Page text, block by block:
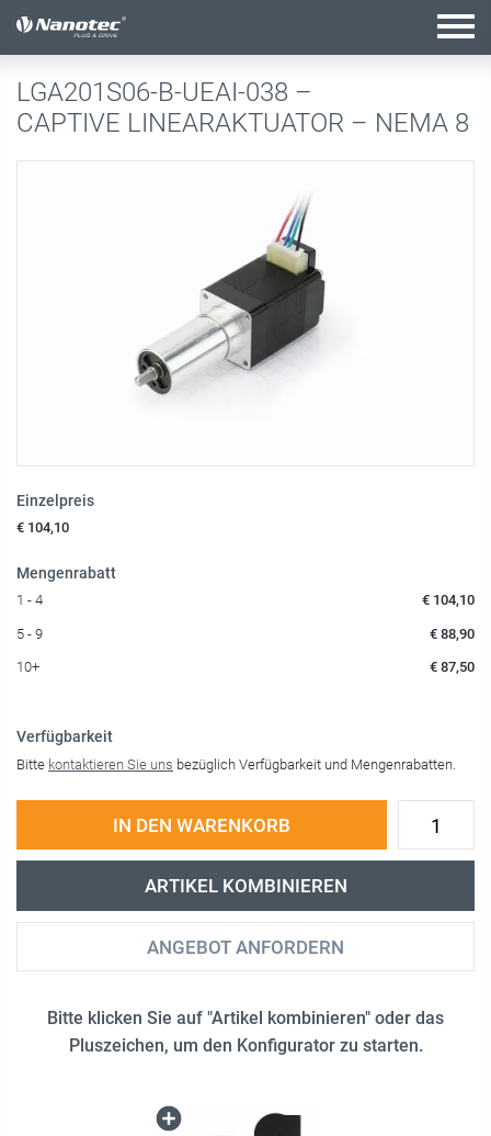
Aktive Kombination
LGA201S06-B-UEAI-038 –
CAPTIVE LINEARAKTUATOR – NEMA 8
Einzelpreis
€ 104,10
Mengenrabatt
1 - 4 € 104,10
5 - 9 € 88,90
10+ € 87,50
Verfügbarkeit
Bitte kontaktieren Sie uns bezüglich Verfügbarkeit und Mengenrabatten.
IN DEN WARENKORB
ARTIKEL KOMBINIEREN
ANGEBOT ANFORDERN
Bitte klicken Sie auf "Artikel kombinieren" oder das
Pluszeichen, um den Konfigurator zu starten.